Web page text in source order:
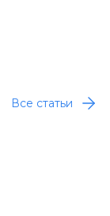
Все статьи